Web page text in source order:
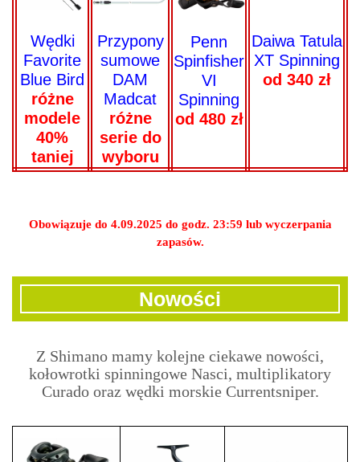
Wędki
Favorite
Blue Bird
różne
modele
40%
taniej
Przypony
sumowe
DAM
Madcat
różne
serie do
wyboru
Penn
Spinfisher
VI
Spinning
od 480 zł
Daiwa Tatula
XT Spinning
od 340 zł
Obowiązuje do 4.09.2025 do godz. 23:59 lub wyczerpania
zapasów.
Nowości
Z Shimano mamy kolejne ciekawe nowości,
kołowrotki spinningowe Nasci, multiplikatory
Curado oraz wędki morskie Currentsniper.